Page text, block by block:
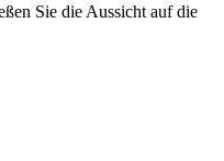
Sie die Aussicht auf die